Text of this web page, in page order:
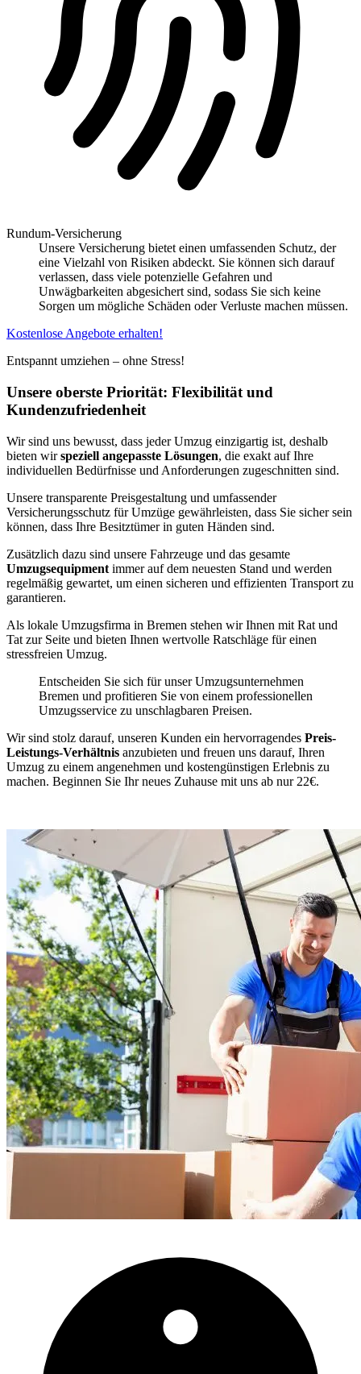
Rundum-Versicherung
Unsere Versicherung bietet einen umfassenden Schutz, der
eine Vielzahl von Risiken abdeckt. Sie können sich darauf
verlassen, dass viele potenzielle Gefahren und
Unwägbarkeiten abgesichert sind, sodass Sie sich keine
Sorgen um mögliche Schäden oder Verluste machen müssen.
Kostenlose Angebote erhalten!
Entspannt umziehen – ohne Stress!
Unsere oberste Priorität: Flexibilität und
Kundenzufriedenheit
Wir sind uns bewusst, dass jeder Umzug einzigartig ist, deshalb
bieten wirspeziell angepasste Lösungen, die exakt auf Ihre
individuellen Bedürfnisse und Anforderungen zugeschnitten sind.
Unsere transparente Preisgestaltung und umfassender
Versicherungsschutz für Umzüge gewährleisten, dass Sie sicher sein
können, dass Ihre Besitztümer in guten Händen sind.
Zusätzlich dazu sind unsere Fahrzeuge und das gesamte
Umzugsequipment immer auf dem neuesten Stand und werden
regelmäßig gewartet, um einen sicheren und effizienten Transport zu
garantieren.
Als lokale Umzugsfirma in Bremen stehen wir Ihnen mit Rat und
Tat zur Seite und bieten Ihnen wertvolle Ratschläge für einen
stressfreien Umzug.
Entscheiden Sie sich für unser Umzugsunternehmen
Bremen und profitieren Sie von einem professionellen
Umzugsservice zu unschlagbaren Preisen.
Wir sind stolz darauf, unseren Kunden ein hervorragendes Preis-
Leistungs-Verhältnis anzubieten und freuen uns darauf, Ihren
Umzug zu einem angenehmen und kostengünstigen Erlebnis zu
machen. Beginnen Sie Ihr neues Zuhause mit uns ab nur 22€.